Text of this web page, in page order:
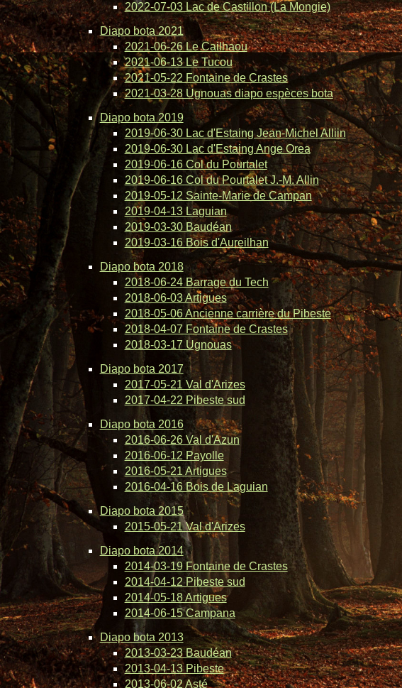
2022-07-03 Lac de Castillon (La Mongie)
Diapo bota 2021
2021-06-26 Le Cailhaou
2021-06-13 Le Tucou
2021-05-22 Fontaine de Crastes
2021-03-28 Ugnouas diapo espèces bota
Diapo bota 2019
2019-06-30 Lac d'Estaing Jean-Michel Alliin
2019-06-30 Lac d'Estaing Ange Orea
2019-06-16 Col du Pourtalet
2019-06-16 Col du Pourtalet J.-M. Allin
2019-05-12 Sainte-Marie de Campan
2019-04-13 Laguian
2019-03-30 Baudéan
2019-03-16 Bois d'Aureilhan
Diapo bota 2018
2018-06-24 Barrage du Tech
2018-06-03 Artigues
2018-05-06 Ancienne carrière du Pibeste
2018-04-07 Fontaine de Crastes
2018-03-17 Ugnouas
Diapo bota 2017
2017-05-21 Val d'Arizes
2017-04-22 Pibeste sud
Diapo bota 2016
2016-06-26 Val d'Azun
2016-06-12 Payolle
2016-05-21 Artigues
2016-04-16 Bois de Laguian
Diapo bota 2015
2015-05-21 Val d'Arizes
Diapo bota 2014
2014-03-19 Fontaine de Crastes
2014-04-12 Pibeste sud
2014-05-18 Artigues
2014-06-15 Campana
Diapo bota 2013
2013-03-23 Baudéan
2013-04-13 Pibeste
2013-06-02 Asté